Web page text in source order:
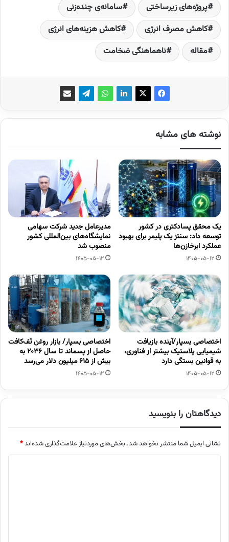
پروژه‌های زیرساختی
سامانه‌ی چنده‌‌زنی
کاهش مصرف انرژی
کاهش هزینه‌‌های انرژی
مقاله
ناهماهنگی ضخامت
نوشته های مشابه
یک محقق پسادکتری در کشور
توسعه داد: سنتز یک پلیمر برای بهبود
عملکرد ابرخازن‌ها
1405-05-12
مدیرعامل جدید شرکت سهامی
نمایشگاه‌های بین‌المللی کشور
منصوب شد
1405-05-12
اختصاصی بسپار/آینده بازیافت
شیمیایی پلاستیک بیشتر از فناوری،
به قوانین بستگی دارد
1405-05-12
اختصاصی بسپار/ بازار روغن تَف‌کافت
حاصل از پسماند تا سال ۲۰۳۶ به
بیش از ۶۱۵ میلیون دلار می‌رسد
1405-05-12
دیدگاهتان را بنویسید
نشانی ایمیل شما منتشر نخواهد شد. بخش‌های موردنیاز علامت‌گذاری شده‌اند*